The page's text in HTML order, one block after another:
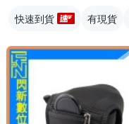
快速到貨 有現貨